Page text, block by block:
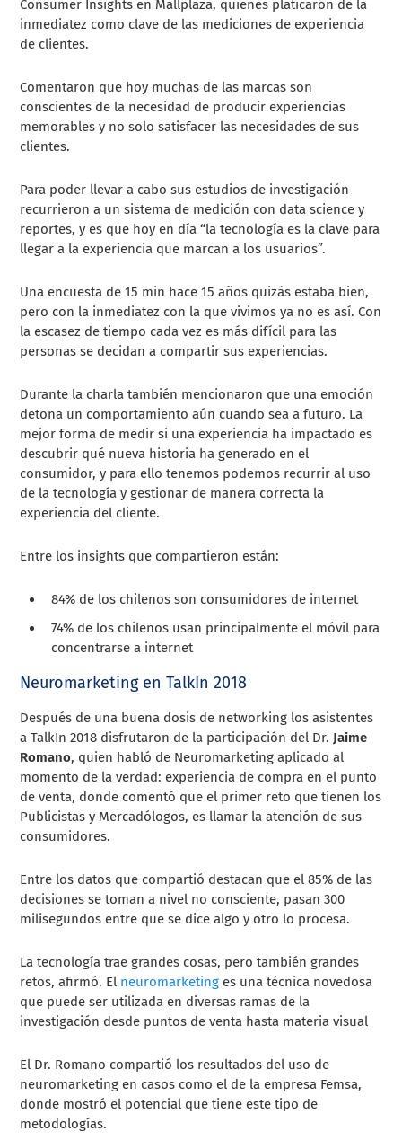
Consumer Insights en Mallplaza, quienes platicaron de la
inmediatez como clave de las mediciones de experiencia
de clientes.
Comentaron que hoy muchas de las marcas son
conscientes de la necesidad de producir experiencias
memorables y no solo satisfacer las necesidades de sus
clientes.
Para poder llevar a cabo sus estudios de investigación
recurrieron a un sistema de medición con data science y
reportes, y es que hoy en día “la tecnología es la clave para
llegar a la experiencia que marcan a los usuarios”.
Una encuesta de 15 min hace 15 años quizás estaba bien,
pero con la inmediatez con la que vivimos ya no es así. Con
la escasez de tiempo cada vez es más difícil para las
personas se decidan a compartir sus experiencias.
Durante la charla también mencionaron que una emoción
detona un comportamiento aún cuando sea a futuro. La
mejor forma de medir si una experiencia ha impactado es
descubrir qué nueva historia ha generado en el
consumidor, y para ello tenemos podemos recurrir al uso
de latecnología y gestionar de manera correcta la
experiencia del cliente.
Entre los insights que compartieron están:
84% de los chilenos son consumidores de internet
74% de los chilenos usan principalmente el móvil para
concentrarse a internet
Neuromarketing en TalkIn 2018
Después de una buena dosis de networking los asistentes
a TalkIn 2018 disfrutaron de la participación del Dr. Jaime
Romano, quien habló de Neuromarketing aplicado al
momento de la verdad: experiencia de compra en el punto
de venta, donde comentó que el primer reto que tienen los
Publicistas y Mercadólogos, es llamar la atención de sus
consumidores.
Entre los datos que compartió destacan que el85% de las
decisiones se toman a nivel no consciente, pasan 300
milisegundos entre que se dice algo y otro lo procesa.
La tecnología trae grandes cosas, pero también grandes
retos, afirmó. El neuromarketing es una técnica novedosa
que puede ser utilizada en diversas ramas de la
investigación desde puntos de venta hasta materia visual
El Dr. Romano compartió los resultados del uso de
neuromarketing en casos como el de la empresa Femsa,
donde mostró el potencial que tiene este tipo de
metodologías.